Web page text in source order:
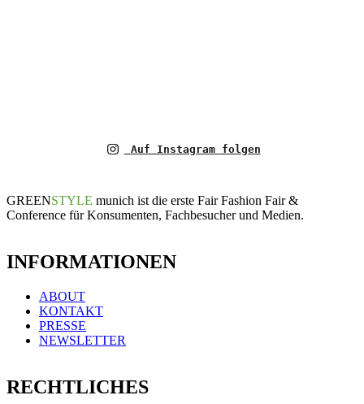
Auf Instagram folgen
GREENSTYLE munich ist die erste Fair Fashion Fair &
Conference für Konsumenten, Fachbesucher und Medien.
INFORMATIONEN
ABOUT
KONTAKT
PRESSE
NEWSLETTER
RECHTLICHES